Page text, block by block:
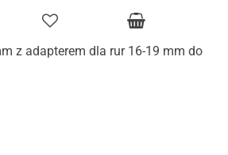
z adapterem dla rur 16-19 mm do